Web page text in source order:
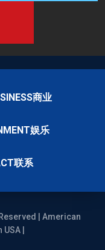
商业
娱乐
联系
| American
|